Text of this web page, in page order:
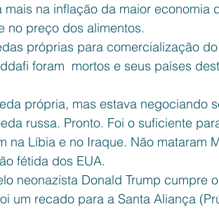
na inflação da maior economia
no preço dos alimentos.
próprias para comercialização
foram  mortos e seus países
própria, mas estava negociando
russa. Pronto. Foi o suficiente
na Líbia e no Iraque. Não mataram
fétida dos EUA.
neonazista Donald Trump cumpre
um recado para a Santa Aliança